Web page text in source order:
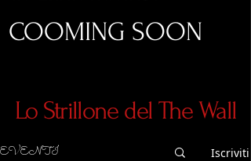
COOMING SOON
Lo Strillone del The Wall
EVENTI Iscriviti